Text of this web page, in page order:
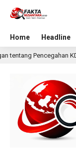
Home Headline
dan Komunikasi Keluarga